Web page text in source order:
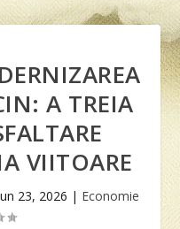
A TREIA
VIITOARE
23, 2026 | Economie